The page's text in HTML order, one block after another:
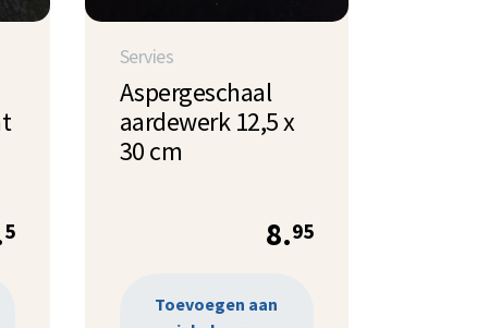
5
Servies
Aspergeschaal
aardewerk 12,5 x
30 cm
8.95
Toevoegen aan